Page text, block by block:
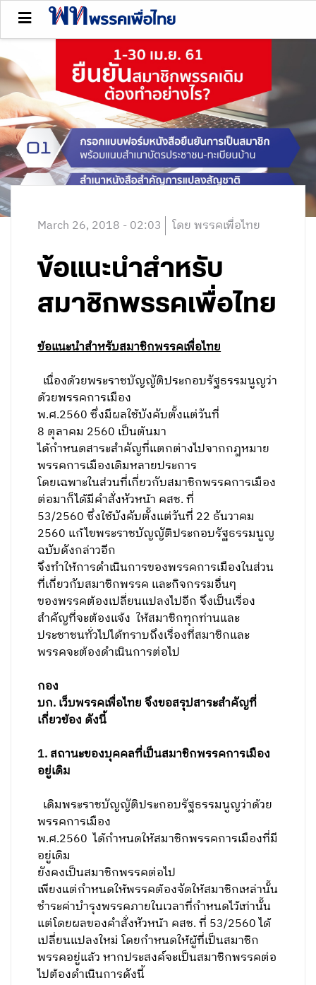
March 26, 2018 - 02:03 โดย พรรคเพื่อไทย
ข้อแนะนำสำหรับ
สมาชิกพรรคเพื่อไทย
ข้อแนะนำสำหรับสมาชิกพรรคเพื่อไทย
เนื่องด้วยพระราชบัญญัติประกอบรัฐธรรมนูญว่า
ด้วยพรรคการเมือง
พ.ศ.2560ซึ่งมีผลใช้บังคับตั้งแต่วันที่
8 ตุลาคม 2560 เป็นต้นมา
ได้กำหนดสาระสำคัญที่แตกต่างไปจากกฎหมาย
พรรคการเมืองเดิมหลายประการ
โดยเฉพาะในส่วนที่เกี่ยวกับสมาชิกพรรคการเมือง
ต่อมาก็ได้มีคำสั่งหัวหน้า คสช. ที่
53/2560 ซึ่งใช้บังคับตั้งแต่วันที่ 22 ธันวาคม
2560 แก้ไขพระราชบัญญัติประกอบรัฐธรรมนูญ
ฉบับดังกล่าวอีก
จึงทำให้การดำเนินการของพรรคการเมืองในส่วน
ที่เกี่ยวกับสมาชิกพรรค และกิจกรรมอื่นๆ
ของพรรคต้องเปลี่ยนแปลงไปอีก จึงเป็นเรื่อง
สำคัญที่จะต้องแจ้ง ให้สมาชิกทุกท่านและ
ประชาชนทั่วไปได้ทราบถึงเรื่องที่สมาชิกและ
พรรคจะต้องดำเนินการต่อไป
กอง
บก. เว็บพรรคเพื่อไทย จึงขอสรุปสาระสำคัญที่
เกี่ยวข้อง ดังนี้
1. สถานะของบุคคลที่เป็นสมาชิกพรรคการเมือง
อยู่เดิม
เดิมพระราชบัญญัติประกอบรัฐธรรมนูญว่าด้วย
พรรคการเมือง
พ.ศ.2560 ได้กำหนดให้สมาชิกพรรคการเมืองที่มี
อยู่เดิม
ยังคงเป็นสมาชิกพรรคต่อไป
เพียงแต่กำหนดให้พรรคต้องจัดให้สมาชิกเหล่านั้น
ชำระค่าบำรุงพรรคภายในเวลาที่กำหนดไว้เท่านั้น
แต่โดยผลของคำสั่งหัวหน้า คสช. ที่ 53/2560 ได้
เปลี่ยนแปลงใหม่ โดยกำหนดให้ผู้ที่เป็นสมาชิก
พรรคอยู่แล้ว หากประสงค์จะเป็นสมาชิกพรรคต่อ
ไปต้องดำเนินการดังนี้